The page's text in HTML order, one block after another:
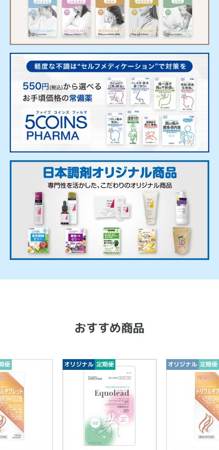
おすすめ商品
便 オリジナル 定期便 オリジナル 定期便